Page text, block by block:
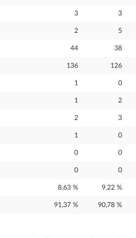
3 3
2 5
44 38
136 126
1 0
1 2
2 3
1 0
0 0
0 0
8,63 % 9,22 %
91,37 % 90,78 %